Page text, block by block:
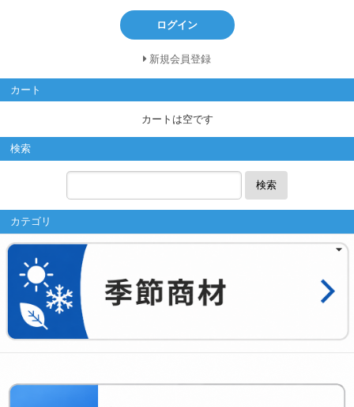
ログイン
新規会員登録
カート
カートは空です
検索
検索
カテゴリ